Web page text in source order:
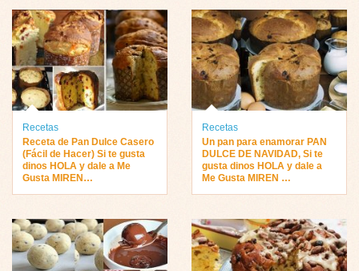
Recetas
Receta de Pan Dulce Casero
(Fácil de Hacer) Si te gusta
dinos HOLA y dale a Me
Gusta MIREN…
Recetas
Un pan para enamorar PAN
DULCE DE NAVIDAD, Si te
gusta dinos HOLA y dale a
Me Gusta MIREN …